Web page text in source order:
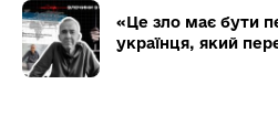
«Це зло має бути
українця, який